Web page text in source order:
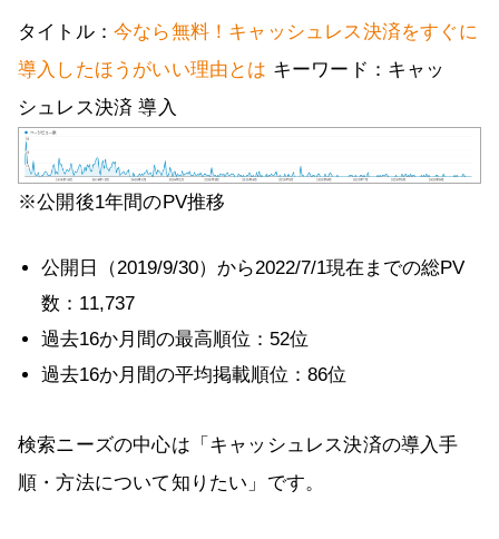
タイトル： 今なら無料！キャッシュレス決済をすぐに
導入したほうがいい理由とは キーワード：キャッ
シュレス決済 導入
※公開後1年間のPV推移
公開日（2019/9/30）から2022/7/1現在までの総PV
数：11,737
過去16か月間の最高順位：52位
過去16か月間の平均掲載順位：86位
検索ニーズの中心は「キャッシュレス決済の導入手
順・方法について知りたい」です。